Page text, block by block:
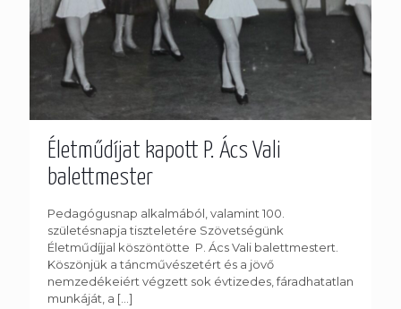
Életműdíjat kapott P. Ács Vali
balettmester
Pedagógusnap alkalmából, valamint 100.
születésnapja tiszteletére Szövetségünk
Életműdíjjal köszöntötte P. Ács Vali balettmestert.
Köszönjük a táncművészetért és a jövő
nemzedékeiért végzett sok évtizedes, fáradhatatlan
munkáját, a […]